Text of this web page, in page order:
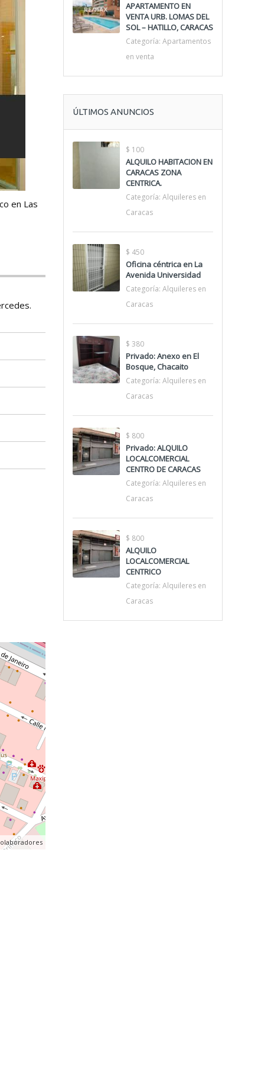
en Las
APARTAMENTO EN
VENTA URB. LOMAS DEL
SOL – HATILLO, CARACAS
Categoría: Apartamentos
en venta
ÚLTIMOS ANUNCIOS
$ 100
ALQUILO HABITACION EN
CARACAS ZONA
CENTRICA.
Categoría: Alquileres en
Caracas
$ 450
Oficina céntrica en La
Avenida Universidad
Categoría: Alquileres en
Caracas
$ 380
Privado: Anexo en El
Bosque, Chacaito
Categoría: Alquileres en
Caracas
$ 800
Privado: ALQUILO
LOCALCOMERCIAL
CENTRO DE CARACAS
Categoría: Alquileres en
Caracas
$ 800
ALQUILO
LOCALCOMERCIAL
CENTRICO
Categoría: Alquileres en
Caracas